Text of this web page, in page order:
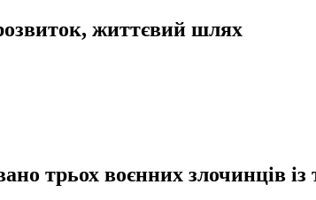
життєвий шлях
трьох воєнних злочинців із